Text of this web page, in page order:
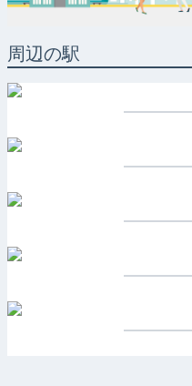
周辺の駅